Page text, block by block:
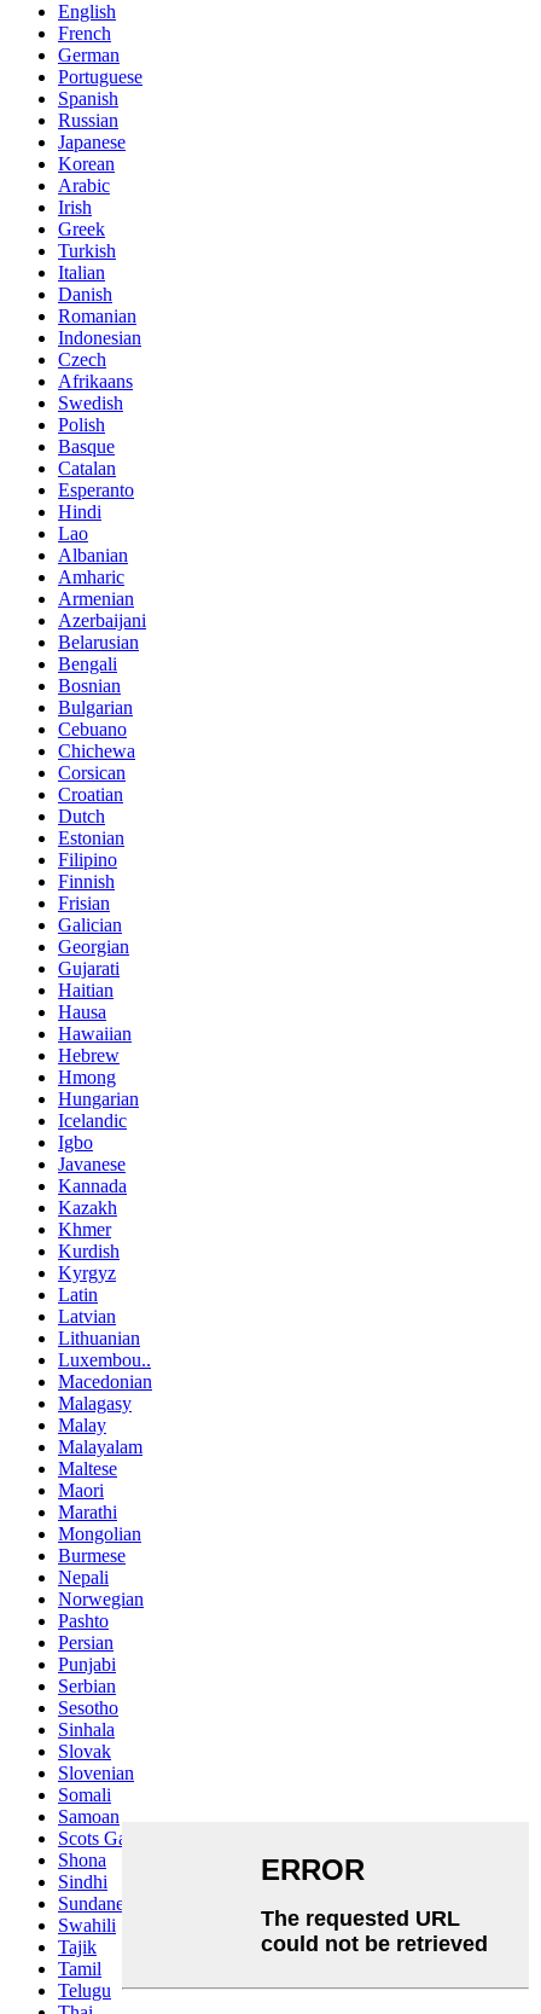
English
French
German
Portuguese
Spanish
Russian
Japanese
Korean
Arabic
Irish
Greek
Turkish
Italian
Danish
Romanian
Indonesian
Czech
Afrikaans
Swedish
Polish
Basque
Catalan
Esperanto
Hindi
Lao
Albanian
Amharic
Armenian
Azerbaijani
Belarusian
Bengali
Bosnian
Bulgarian
Cebuano
Chichewa
Corsican
Croatian
Dutch
Estonian
Filipino
Finnish
Frisian
Galician
Georgian
Gujarati
Haitian
Hausa
Hawaiian
Hebrew
Hmong
Hungarian
Icelandic
Igbo
Javanese
Kannada
Kazakh
Khmer
Kurdish
Kyrgyz
Latin
Latvian
Lithuanian
Luxembou..
Macedonian
Malagasy
Malay
Malayalam
Maltese
Maori
Marathi
Mongolian
Burmese
Nepali
Norwegian
Pashto
Persian
Punjabi
Serbian
Sesotho
Sinhala
Slovak
Slovenian
Somali
Samoan
Scots Gaelic
Shona
Sindhi
Sundanese
Swahili
Tajik
Tamil
Telugu